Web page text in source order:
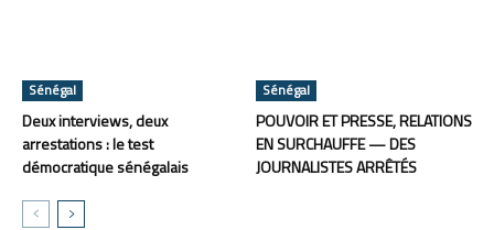
Sénégal
Deux interviews, deux
arrestations : le test
démocratique sénégalais
Sénégal
POUVOIR ET PRESSE, RELATIONS
EN SURCHAUFFE — DES
JOURNALISTES ARRÊTÉS